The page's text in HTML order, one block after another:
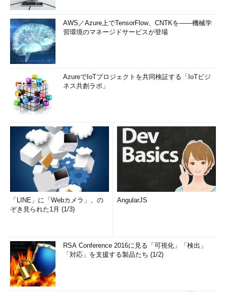
AWS／Azure上でTensorFlow、CNTKを――機械学
習環境のマネージドサービスが登場
AzureでIoTプロジェクトを共同検証する「IoTビジ
ネス共創ラボ」
「LINE」に「Webカメラ」、の
ぞき見られた1月 (1/3)
AngularJS
RSA Conference 2016に見る「可視化」「検出」
「対応」を支援する製品たち (1/2)